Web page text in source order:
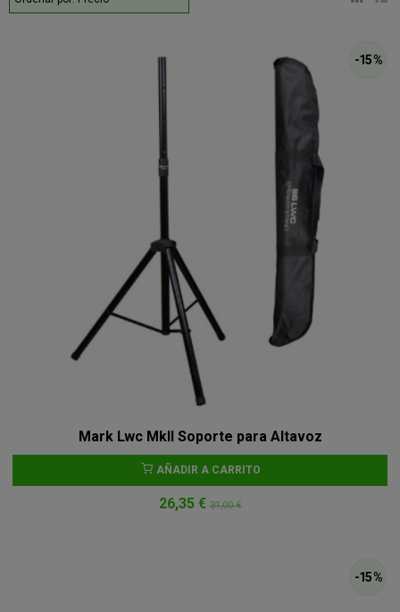
-15 %
Mark Lwc MkII Soporte para Altavoz
AÑADIR A CARRITO
26,35 €31,00 €
-15 %